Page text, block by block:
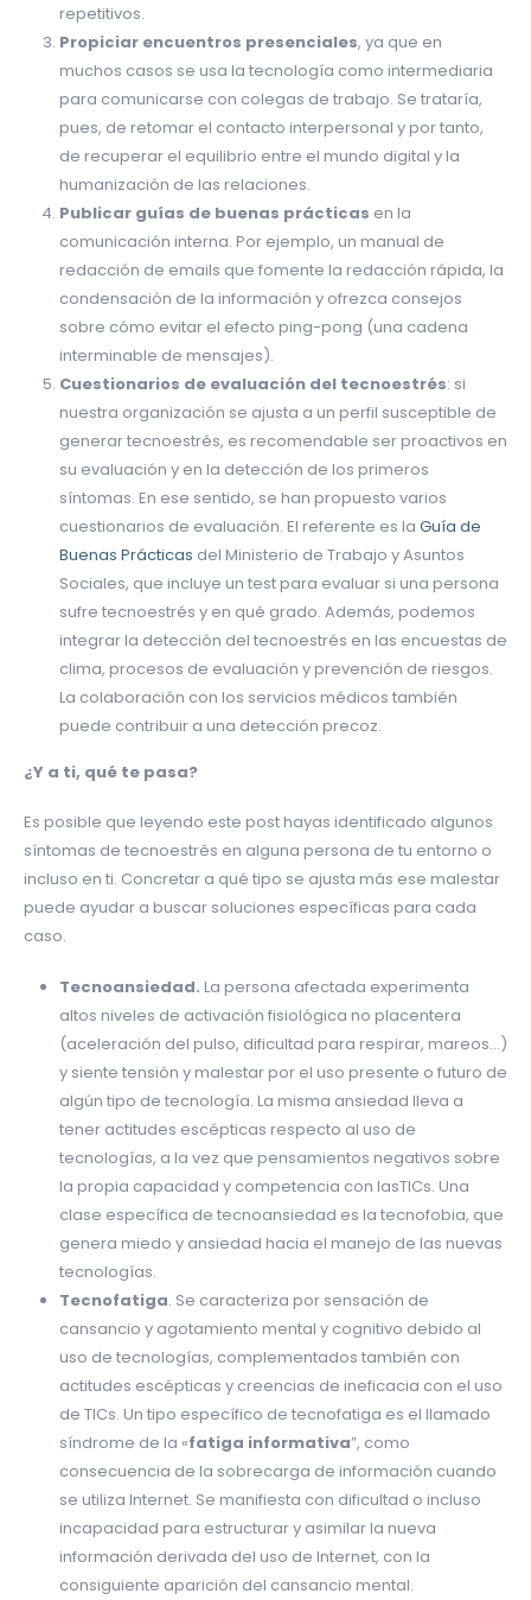
repetitivos.
Propiciar encuentros presenciales, ya que en
muchos casos se usa la tecnología como intermediaria
para comunicarse con colegas de trabajo. Se trataría,
pues, de retomar el contacto interpersonal y por tanto,
de recuperar el equilibrio entre el mundo digital y la
humanización de las relaciones.
Publicar guías de buenas prácticas en la
comunicación interna. Por ejemplo, un manual de
redacción de emails que fomente la redacción rápida, la
condensación de la información y ofrezca consejos
sobre cómo evitar el efecto ping-pong (una cadena
interminable de mensajes).
Cuestionarios de evaluación del tecnoestrés: si
nuestra organización se ajusta a un perfil susceptible de
generar tecnoestrés, es recomendable ser proactivos en
su evaluación y en la detección de los primeros
síntomas. En ese sentido, se han propuesto varios
cuestionarios de evaluación. El referente es la Guía de
Buenas Prácticas del Ministerio de Trabajo y Asuntos
Sociales, que incluye un test para evaluar si una persona
sufre tecnoestrés y en qué grado. Además, podemos
integrar la detección del tecnoestrés en las encuestas de
clima, procesos de evaluación y prevención de riesgos.
La colaboración con los servicios médicos también
puede contribuir a una detección precoz.
¿Y a ti, qué te pasa?
Es posible que leyendo este post hayas identificado algunos
síntomas de tecnoestrés en alguna persona de tu entorno o
incluso en ti. Concretar a qué tipo se ajusta más ese malestar
puede ayudar a buscar soluciones específicas para cada
caso.
Tecnoansiedad. La persona afectada experimenta
altos niveles de activación fisiológica no placentera
(aceleración del pulso, dificultad para respirar, mareos…)
y siente tensión y malestar por el uso presente o futuro de
algún tipo de tecnología. La misma ansiedad lleva a
tener actitudes escépticas respecto al uso de
tecnologías, a la vez que pensamientos negativos sobre
la propia capacidad y competencia con lasTICs. Una
clase específica de tecnoansiedad es la tecnofobia, que
genera miedo y ansiedad hacia el manejo de las nuevas
tecnologías.
Tecnofatiga. Se caracteriza por sensación de
cansancio y agotamiento mental y cognitivo debido al
uso de tecnologías, complementados también con
actitudes escépticas y creencias de ineficacia con el uso
de TICs. Un tipo específico de tecnofatiga es el llamado
síndrome de la «fatiga informativa”, como
consecuencia de la sobrecarga de información cuando
se utiliza Internet. Se manifiesta con dificultad o incluso
incapacidad para estructurar y asimilar la nueva
información derivada del uso de Internet, con la
consiguiente aparición del cansancio mental.